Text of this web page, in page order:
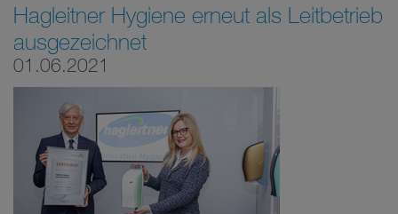
Hagleitner Hygiene erneut als Leitbetrieb
ausgezeichnet
01.06.2021